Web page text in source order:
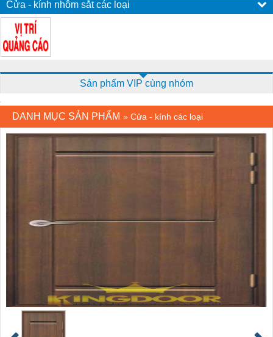
Cửa - kính nhôm sắt các loại
Sản phẩm VIP cùng nhóm
DANH MỤC SẢN PHẨM » Cửa - kính các loại